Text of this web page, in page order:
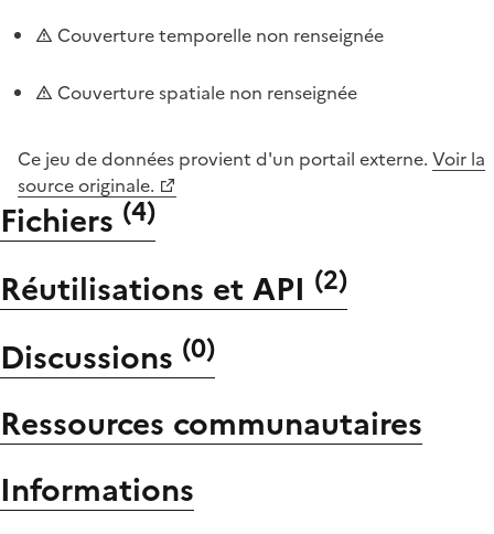
Couverture temporelle non renseignée
Couverture spatiale non renseignée
Ce jeu de données provient d'un portail externe. Voir la
source originale.
Fichiers (4)
Réutilisations et API (2)
Discussions (0)
Ressources communautaires
Informations